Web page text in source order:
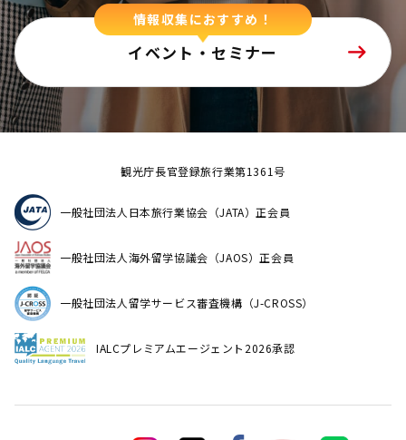
情報収集におすすめ！
イベント・セミナー
観光庁長官登録旅行業第1361号
一般社団法人日本旅行業協会（JATA）正会員
一般社団法人海外留学協議会（JAOS）正会員
一般社団法人留学サービス審査機構（J-CROSS）
IALCプレミアムエージェント2026承認